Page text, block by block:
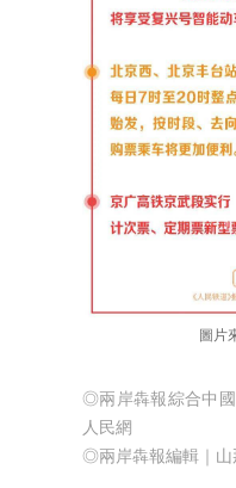
圖片
◎兩岸犇報綜合中國
人民網
◎兩岸犇報編輯｜山